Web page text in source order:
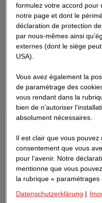
formulez votre accord pour
notre page et dont le
déclaration de protection
par nous-mêmes ainsi
externes (dont le siège
USA).
Vous avez également la
de paramétrage des
vous rendant dans la
bien de n’autoriser
absolument nécessaires.
Il est clair que vous
consentement que vous
pour l’avenir. Notre
mentionne que vous
la rubrique « paramétrages
Datenschutzerklärung |